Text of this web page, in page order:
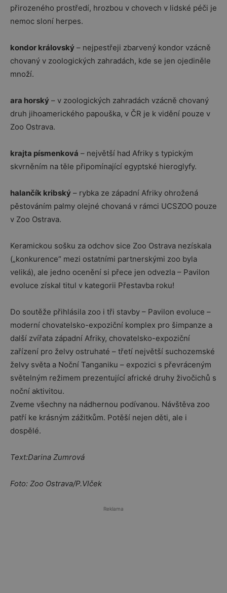
přirozeného prostředí, hrozbou v chovech v lidské péči je
nemoc sloní herpes.
kondor královský – nejpestřeji zbarvený kondor vzácně
chovaný v zoologických zahradách, kde se jen ojediněle
množí.
ara horský – v zoologických zahradách vzácně chovaný
druh jihoamerického papouška, v ČR je k vidění pouze v
Zoo Ostrava.
krajta písmenková – největší had Afriky s typickým
skvrněním na těle připomínající egyptské hieroglyfy.
halančík kribský – rybka ze západní Afriky ohrožená
pěstováním palmy olejné chovaná v rámci UCSZOO pouze
v Zoo Ostrava.
Keramickou sošku za odchov sice Zoo Ostrava nezískala
(„konkurence“ mezi ostatními partnerskými zoo byla
veliká), ale jedno ocenění si přece jen odvezla – Pavilon
evoluce získal titul v kategorii Přestavba roku!
Do soutěže přihlásila zoo i tři stavby – Pavilon evoluce –
moderní chovatelsko-expoziční komplex pro šimpanze a
další zvířata západní Afriky, chovatelsko-expoziční
zařízení pro želvy ostruhaté – třetí největší suchozemské
želvy světa a Noční Tanganiku – expozici s převráceným
světelným režimem prezentující africké druhy živočichů s
noční aktivitou.
Zveme všechny na nádhernou podívanou. Návštěva zoo
patří ke krásným zážitkům. Potěší nejen děti, ale i
dospělé.
Text:Darina Zumrová
Foto: Zoo Ostrava/P.Vlček
Reklama